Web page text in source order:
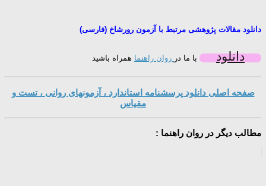
دانلود مقالات پژوهشی مرتبط با آزمون رورشاخ (فارسی)
دانلود با ما در روان راهنما همراه باشید
صفحه اصلی دانلود پرسشنامه استاندارد ، آزمونهای روانی ، تست و
مقیاس
مطالب دیگر در روان راهنما :